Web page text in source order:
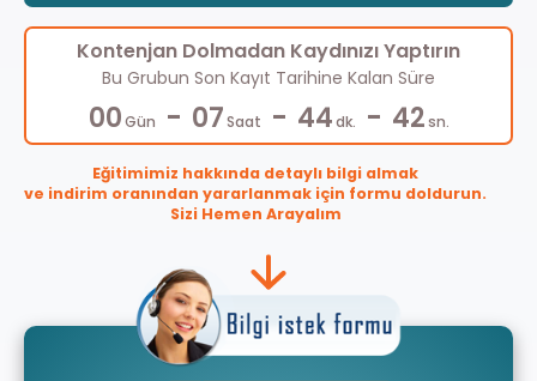
Kontenjan Dolmadan Kaydınızı Yaptırın
Bu Grubun Son Kayıt Tarihine Kalan Süre
00Gün - 07Saat - 44dk. - 42sn.
Eğitimimiz hakkında detaylı bilgi almak
ve indirim oranından yararlanmak için formu doldurun.
Sizi Hemen Arayalım